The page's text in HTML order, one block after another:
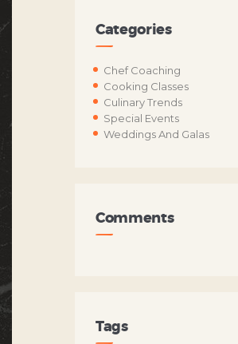
Categories
Chef Coaching
Cooking Classes
Culinary Trends
Special Events
Weddings And Galas
Comments
Tags